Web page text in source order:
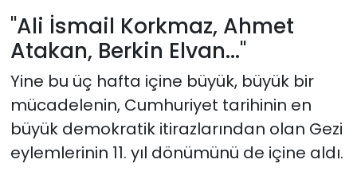
"Ali İsmail Korkmaz, Ahmet
Atakan, Berkin Elvan..."
Yine bu üç hafta içine büyük, büyük bir
mücadelenin, Cumhuriyet tarihinin en
büyük demokratik itirazlarından olan Gezi
eylemlerinin 11. yıl dönümünü de içine aldı.